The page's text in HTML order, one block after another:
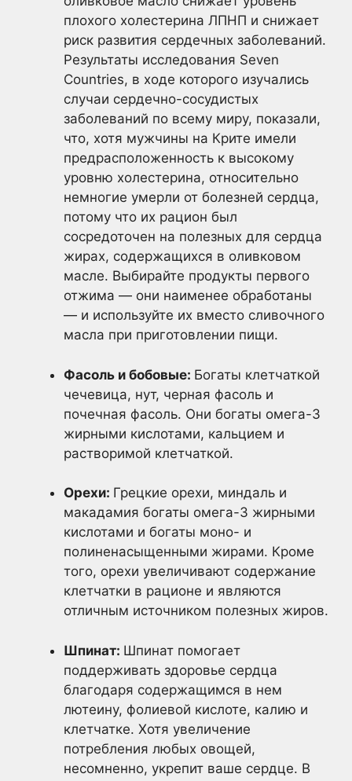
плохого холестерина ЛПНП и снижает
риск развития сердечных заболеваний.
Результаты исследования Seven
Countries, в ходе которого изучались
случаи сердечно-сосудистых
заболеваний по всему миру, показали,
что, хотя мужчины на Крите имели
предрасположенность к высокому
уровню холестерина, относительно
немногие умерли от болезней сердца,
потому что их рацион был
сосредоточен на полезных для сердца
жирах, содержащихся в оливковом
масле. Выбирайте продукты первого
отжима — они наименее обработаны
— и используйте их вместо сливочного
масла при приготовлении пищи.
Фасоль и бобовые: Богаты клетчаткой
чечевица, нут, черная фасоль и
почечная фасоль. Они богаты омега-3
жирными кислотами, кальцием и
растворимой клетчаткой.
Орехи: Грецкие орехи, миндаль и
макадамия богаты омега-3 жирными
кислотами и богаты моно- и
полиненасыщенными жирами. Кроме
того, орехи увеличивают содержание
клетчатки в рационе и являются
отличным источником полезных жиров.
Шпинат: Шпинат помогает
поддерживать здоровье сердца
благодаря содержащимся в нем
лютеину, фолиевой кислоте, калию и
клетчатке. Хотя увеличение
потребления любых овощей,
несомненно, укрепит ваше сердце. В